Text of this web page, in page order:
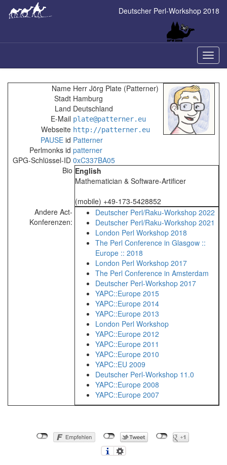
Deutscher Perl-Workshop 2018
ein-/
Name Herr Jörg Plate (‎Patterner‎)
Stadt Hamburg
Land Deutschland
E-Mail plate@patterner.eu
Webseite http://patterner.eu
PAUSE id Patterner
Perlmonks id patterner
GPG-Schlüssel-ID 0xC337BA05
Bio English
Mathematician & Software-Artificer
(mobile) +49-173-5428852
Andere Act-
Konferenzen:
Deutscher Perl/Raku-Workshop 2022
Deutscher Perl/Raku-Workshop 2021
London Perl Workshop 2018
The Perl Conference in Glasgow ::
Europe :: 2018
London Perl Workshop 2017
The Perl Conference in Amsterdam
Deutscher Perl-Workshop 2017
YAPC::Europe 2015
YAPC::Europe 2014
YAPC::Europe 2013
London Perl Workshop
YAPC::Europe 2012
YAPC::Europe 2011
YAPC::Europe 2010
YAPC::EU 2009
Deutscher Perl-Workshop 11.0
YAPC::Europe 2008
YAPC::Europe 2007